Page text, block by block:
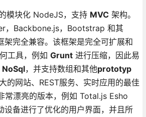
模块化 NodeJS，支持 MVC架构。
，Backbone.js，Bootstrap 和其
完全兼容。该框架是完全可扩展和
工具，例如 Grunt进行压缩，因此易
NoSql，并支持数组和其他prototyp
的网站、REST服务、实时应用的最佳
常漂亮的版本，例如 Total.js Esho
设备进行了优化的用户界面，并且所